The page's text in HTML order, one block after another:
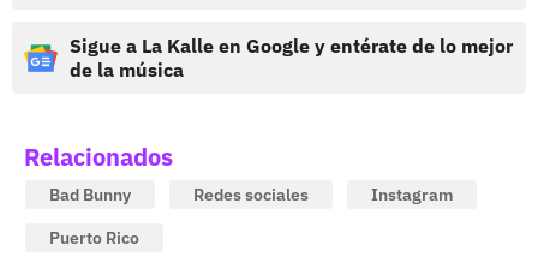
Sigue a La Kalle en Google y entérate de lo mejor
de la música
Relacionados
Bad Bunny Redes sociales
Instagram
Puerto Rico